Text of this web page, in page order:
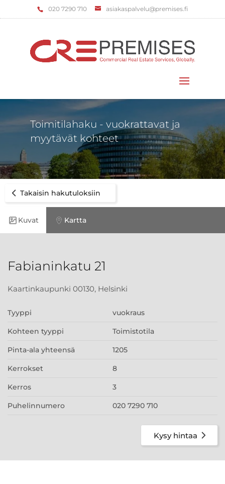
‌020 7290 710 asiakaspalvelu@premises.fi
Toimitilahaku - vuokrattavat ja
myytävät kohteet
Takaisin hakutuloksiin
Kuvat Kartta
Fabianinkatu 21
Kaartinkaupunki 00130, Helsinki
Tyyppi vuokraus
Kohteen tyyppi Toimistotila
Pinta-ala yhteensä 1205
Kerrokset 8
Kerros 3
Puhelinnumero 020 7290 710
Kysy hintaa